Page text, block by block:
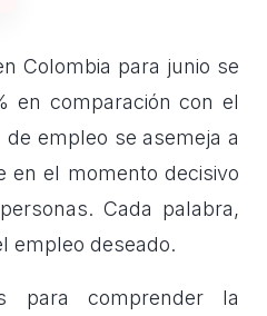
Colombia para junio se
en comparación con el
empleo se asemeja a
en el momento decisivo
Cada palabra,
empleo deseado.
para comprender la